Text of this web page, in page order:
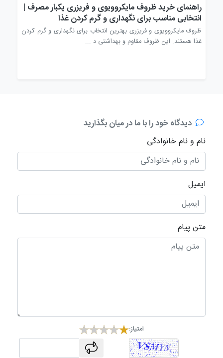
راهنمای خرید ظروف مایکروویوی و فریزری یکبار مصرف |
انتخابی مناسب برای نگهداری و گرم کردن غذا
ظروف مایکروویوی و فریزری بهترین انتخاب برای نگهداری و گرم کردن
غذا هستند. این ظروف مقاوم و بهداشتی د ...
دیدگاه خود را با ما در میان بگذارید
نام و نام خانوادگی
ایمیل
متن پیام
امتیاز:
captcha